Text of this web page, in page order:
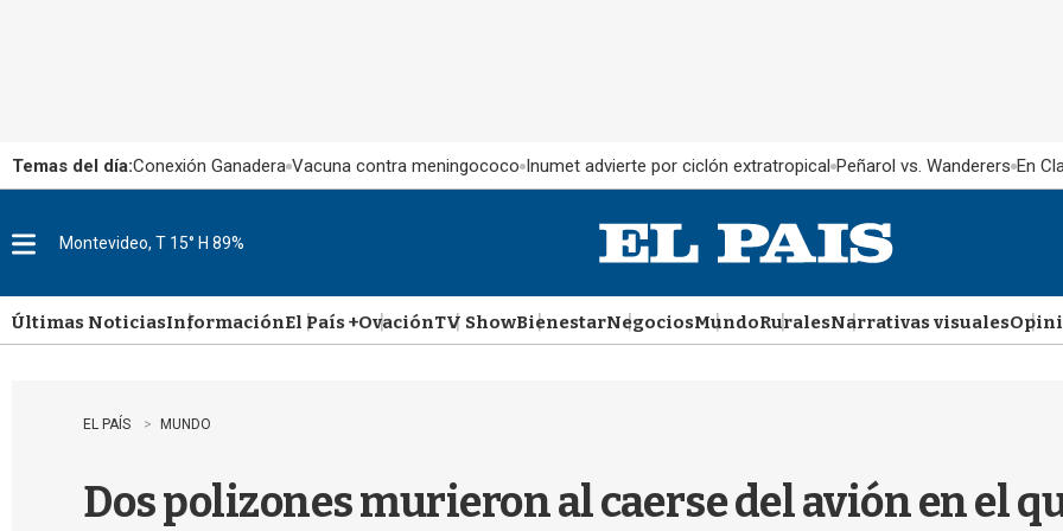
Temas del día:Conexión Ganadera Vacuna contra meningococo Inumet advierte por ciclón extratropical Peñarol vs. Wanderers En
u
Montevideo, T 15° H 89%
Últimas NoticiasInformaciónEl País +OvaciónTV ShowBienestarNegociosMundoRuralesNarrativas visuales
EL PAÍS MUNDO
Dos polizones murieron al caerse del avión en el